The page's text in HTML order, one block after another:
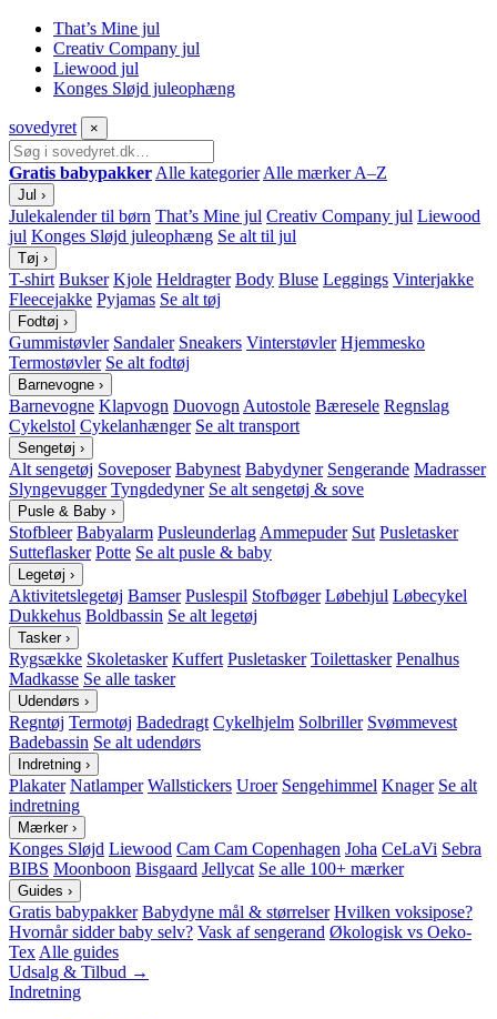
That’s Mine jul
Creativ Company jul
Liewood jul
Konges Sløjd juleophæng
sovedyret ×
Gratis babypakker Alle kategorier Alle mærker A–Z
Jul ›
Julekalender til børn That’s Mine jul Creativ Company jul Liewood
jul Konges Sløjd juleophæng Se alt til jul
Tøj ›
T-shirt Bukser Kjole Heldragter Body Bluse Leggings Vinterjakke
Fleecejakke Pyjamas Se alt tøj
Fodtøj ›
Gummistøvler Sandaler Sneakers Vinterstøvler Hjemmesko
Termostøvler Se alt fodtøj
Barnevogne ›
Barnevogne Klapvogn Duovogn Autostole Bæresele Regnslag
Cykelstol Cykelanhænger Se alt transport
Sengetøj ›
Alt sengetøj Soveposer Babynest Babydyner Sengerande Madrasser
Slyngevugger Tyngdedyner Se alt sengetøj & sove
Pusle & Baby ›
Stofbleer Babyalarm Pusleunderlag Ammepuder Sut Pusletasker
Sutteflasker Potte Se alt pusle & baby
Legetøj ›
Aktivitetslegetøj Bamser Puslespil Stofbøger Løbehjul Løbecykel
Dukkehus Boldbassin Se alt legetøj
Tasker ›
Rygsække Skoletasker Kuffert Pusletasker Toilettasker Penalhus
Madkasse Se alle tasker
Udendørs ›
Regntøj Termotøj Badedragt Cykelhjelm Solbriller Svømmevest
Badebassin Se alt udendørs
Indretning ›
Plakater Natlamper Wallstickers Uroer Sengehimmel Knager Se alt
indretning
Mærker ›
Konges Sløjd Liewood Cam Cam Copenhagen Joha CeLaVi Sebra
BIBS Moonboon Bisgaard Jellycat Se alle 100+ mærker
Guides ›
Gratis babypakker Babydyne mål & størrelser Hvilken voksipose?
Hvornår sidder baby selv? Vask af sengerand Økologisk vs Oeko-
Tex Alle guides
Udsalg & Tilbud →
Indretning